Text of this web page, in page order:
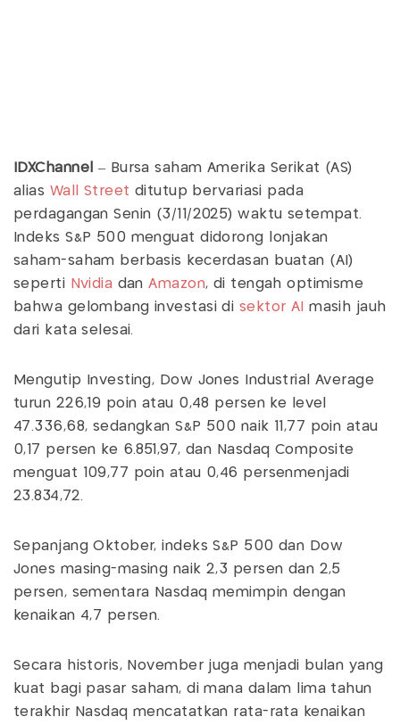
IDXChannel
– Bursa saham Amerika Serikat (AS)
alias Wall Street ditutup bervariasi pada
perdagangan Senin (3/11/2025) waktu setempat.
Indeks S&P 500 menguat didorong lonjakan
saham-saham berbasis kecerdasan buatan (AI)
seperti Nvidia danAmazon, di tengah optimisme
bahwa gelombang investasi di sektor AI
masih jauh
dari kata selesai.
Mengutip Investing, Dow Jones Industrial Average
turun 226,19 poin atau 0,48 persen ke level
47.336,68, sedangkan S&P 500 naik 11,77 poin atau
0,17 persen ke 6.851,97, dan Nasdaq Composite
menguat 109,77 poin atau 0,46 persenmenjadi
23.834,72.
Sepanjang Oktober, indeks S&P 500 dan Dow
Jones masing-masing naik 2,3 persen dan 2,5
persen, sementara Nasdaq memimpin dengan
kenaikan 4,7 persen.
Secara historis, November juga menjadi bulan yang
kuat bagi pasar saham, di mana dalam lima tahun
terakhir Nasdaq mencatatkan rata-rata kenaikan